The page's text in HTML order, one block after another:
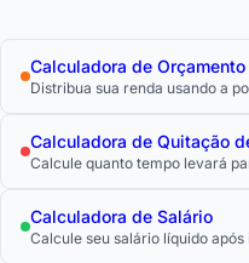
Calculadora de
Distribua sua renda usando a
Calculadora de Quitação
Calcule quanto tempo levará
Calculadora de Salário
Calcule seu salário líquido